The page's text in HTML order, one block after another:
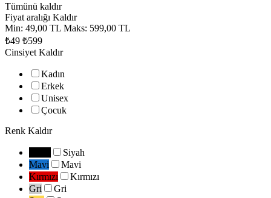
Tümünü kaldır
Fiyat aralığı Kaldır
Min: 49,00 TL Maks: 599,00 TL
₺49 ₺599
Cinsiyet Kaldır
Kadın
Erkek
Unisex
Çocuk
Renk Kaldır
Siyah
Mavi
Mavi
Kırmızı
Kırmızı
Gri
Gri